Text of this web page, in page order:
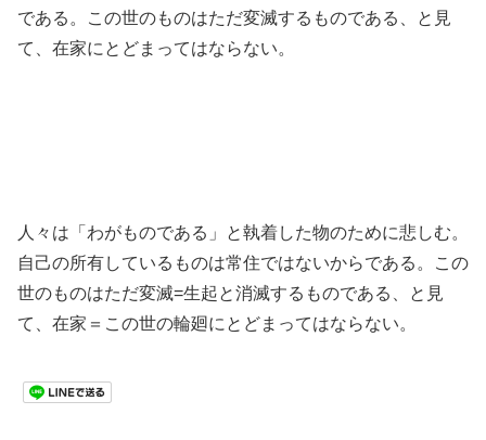
である。この世のものはただ変滅するものである、と見
て、在家にとどまってはならない。
人々は「わがものである」と執着した物のために悲しむ。
自己の所有しているものは常住ではないからである。この
世のものはただ変滅=生起と消滅するものである、と見
て、在家＝この世の輪廻にとどまってはならない。